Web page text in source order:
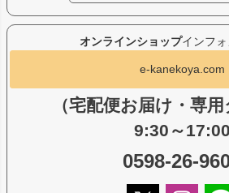
オンラインショップインフ
e-kanekoya.com
（宅配便お届け・専用
9:30～17:00
0598-26-